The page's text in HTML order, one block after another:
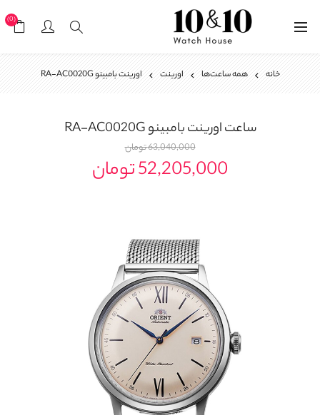
(0)
خانه همه ساعت‌ها اورینت اورینت بامبینو RA-AC0020G
ساعتاورینت بامبینو RA-AC0020G
63,040,000 تومان
52,205,000 تومان